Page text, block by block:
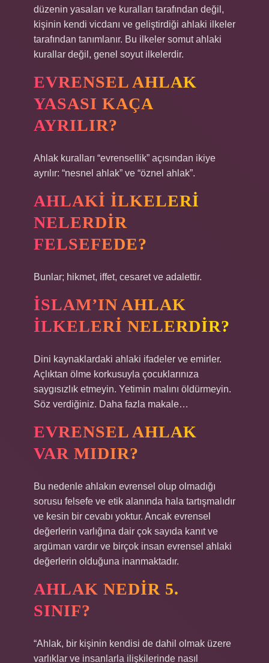
düzenin yasaları ve kuralları tarafından değil,
kişinin kendi vicdanı ve geliştirdiği ahlaki ilkeler
tarafından tanımlanır. Bu ilkeler somut ahlaki
kurallar değil, genel soyut ilkelerdir.
EVRENSEL AHLAK
YASASI KAÇA
AYRILIR?
Ahlak kuralları “evrensellik” açısından ikiye
ayrılır: “nesnel ahlak” ve “öznel ahlak”.
AHLAKI ILKELERI
NELERDIR
FELSEFEDE?
Bunlar; hikmet, iffet, cesaret ve adalettir.
İSLAM’IN AHLAK
ILKELERI NELERDIR?
Dini kaynaklardaki ahlaki ifadeler ve emirler.
Açlıktan ölme korkusuyla çocuklarınıza
saygısızlık etmeyin. Yetimin malını öldürmeyin.
Söz verdiğiniz. Daha fazla makale…
EVRENSEL AHLAK
VAR MIDIR?
Bu nedenle ahlakın evrensel olup olmadığı
sorusu felsefe ve etik alanında hala tartışmalıdır
ve kesin bir cevabı yoktur. Ancak evrensel
değerlerin varlığına dair çok sayıda kanıt ve
argüman vardır ve birçok insan evrensel ahlaki
değerlerin olduğuna inanmaktadır.
AHLAK NEDIR 5.
SINIF?
“Ahlak, bir kişinin kendisi de dahil olmak üzere
varlıklar ve insanlarla ilişkilerinde nasıl